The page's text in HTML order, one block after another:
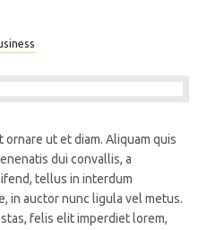
ut et diam. Aliquam quis
dui convallis, a
tellus in interdum
in auctor nunc ligula vel metus.
felis elit imperdiet lorem,